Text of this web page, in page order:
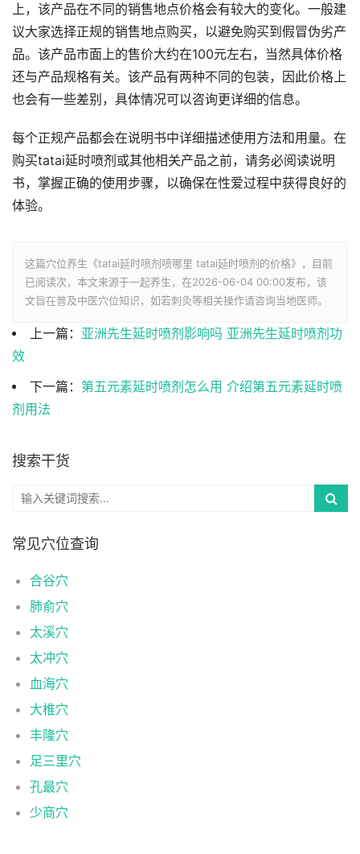
上，该产品在不同的销售地点价格会有较大的变化。一般建
议大家选择正规的销售地点购买，以避免购买到假冒伪劣产
品。该产品市面上的售价大约在100元左右，当然具体价格
还与产品规格有关。该产品有两种不同的包装，因此价格上
也会有一些差别，具体情况可以咨询更详细的信息。
每个正规产品都会在说明书中详细描述使用方法和用量。在
购买tatai延时喷剂或其他相关产品之前，请务必阅读说明
书，掌握正确的使用步骤，以确保在性爱过程中获得良好的
体验。
这篇穴位养生《tatai延时喷剂喷哪里 tatai延时喷剂的价格》，目前
已阅读次，本文来源于一起养生，在2026-06-04 00:00发布，该
文旨在普及中医穴位知识，如若刺灸等相关操作请咨询当地医师。
上一篇： 亚洲先生延时喷剂影响吗 亚洲先生延时喷剂功
效
下一篇： 第五元素延时喷剂怎么用 介绍第五元素延时喷
剂用法
搜索干货
常见穴位查询
合谷穴
肺俞穴
太溪穴
太冲穴
血海穴
大椎穴
丰隆穴
足三里穴
孔最穴
少商穴